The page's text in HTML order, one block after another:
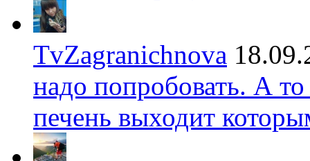
TvZagranichnova
надо попробовать. А
печень выходит